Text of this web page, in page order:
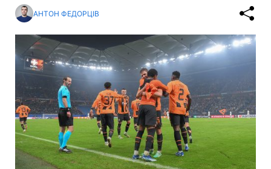
АНТОН ФЕДОРЦІВ